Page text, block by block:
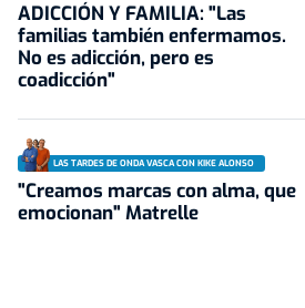
ADICCIÓN Y FAMILIA: "Las
familias también enfermamos.
No es adicción, pero es
coadicción"
LAS TARDES DE ONDA VASCA CON KIKE ALONSO
"Creamos marcas con alma, que
emocionan" Matrelle